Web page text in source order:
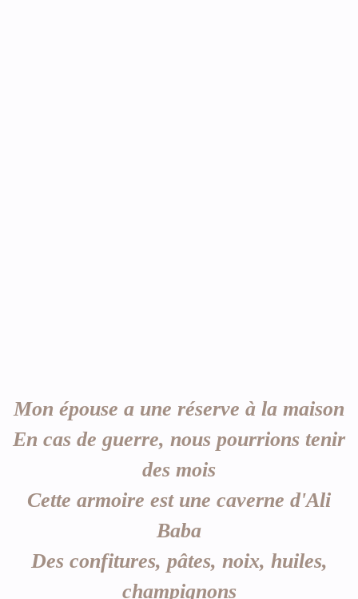
Mon épouse a une réserve à la maison
En cas de guerre, nous pourrions tenir
des mois
Cette armoire est une caverne d'Ali
Baba
Des confitures, pâtes, noix, huiles,
champignons